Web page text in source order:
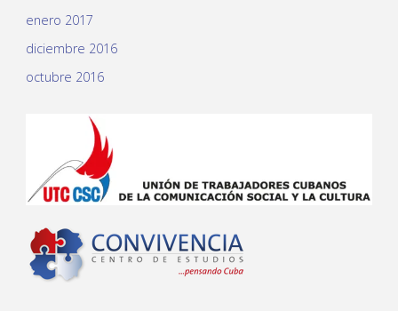
enero 2017
diciembre 2016
octubre 2016